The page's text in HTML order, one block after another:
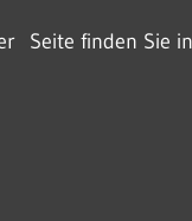
Seite finden Sie